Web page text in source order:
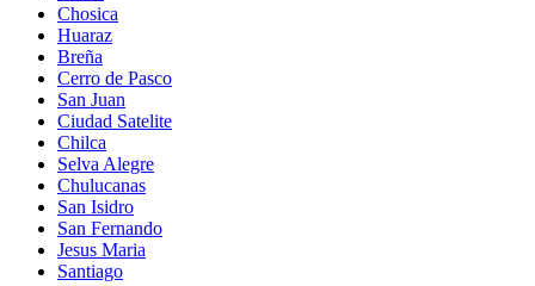
Chosica
Huaraz
Breña
Cerro de Pasco
San Juan
Ciudad Satelite
Chilca
Selva Alegre
Chulucanas
San Isidro
San Fernando
Jesus Maria
Santiago